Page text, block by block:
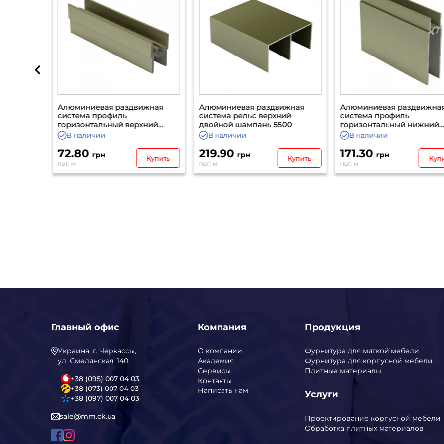
Алюминиевая раздвижная
система рельс верхний
двойной шампань 5500
В наличии
219.90грн
пог. м
Купить
Алюминиевая раздвижная
система профиль
горизонтальный нижний
шампань 5500
В наличии
171.30 грн
пог. м
Купить
Алюминиевая
система рельс нижний
двойной шампань 5500
В наличии
120.70грн
пог. м
Главный офис
Украина, г. Черкассы,
ул. Смелянская, 140
+38 (095) 007 04 03
+38 (073) 007 04 03
+38 (097) 007 04 03
sale@mm.ck.ua
Компания
О компании
Академия
Сервисы
Контакты
Написать нам
Продукция
Фурнитура для мягкой мебели
Фурнитура для корпусной мебели
Плитные материалы
Услуги
Проектирование корпусной мебели
Обработка плитных материалов